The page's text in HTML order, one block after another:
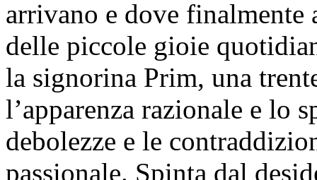
arrivano e dove finalmente
delle piccole gioie
la signorina Prim, una
l’apparenza razionale e lo
debolezze e le
passionale. Spinta dal